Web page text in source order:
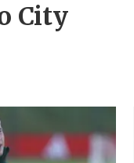
City